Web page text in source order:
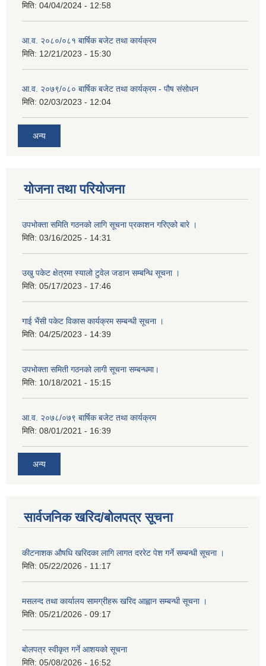
मिति: 04/04/2024 - 12:58
आ.व. २०८०/०८१ बार्षिक बजेट तथा कार्यक्रम
मिति: 12/21/2023 - 15:30
आ.व. २०७९/०८० बार्षिक बजेट तथा कार्यक्रम - पौष संसोधन
मिति: 02/03/2023 - 12:04
अन्य
योजना तथा परियोजना
उपभोक्ता समिति गठनको लागि सूचना प्रकाशन गरिएको बारे ।
मिति: 03/16/2025 - 14:31
उखु पकेट क्षेत्रमा स्यालो टुवेल जडान सम्बन्धि सूचना ।
मिति: 05/17/2023 - 17:46
गाई भैंसी पकेट विकास कार्यक्रम सम्बन्धी सूचना ।
मिति: 04/25/2023 - 14:39
उपभोक्ता समिती गठनको लागी सूचना सम्बन्धमा।
मिति: 10/18/2021 - 15:15
आ.व. २०७८/०७९ बार्षिक बजेट तथा कार्यक्रम
मिति: 08/01/2021 - 16:39
अन्य
सार्वजनिक खरिद/बोलपत्र सूचना
कीटनाशक औषधि खरिदका लागि लागत दररेट पेश गर्ने सम्बन्धी सूचना ।
मिति: 05/22/2026 - 11:17
मसलन्द तथा कार्यालय सामग्रीहरू खरिद आह्वान सम्बन्धी सूचना ।
मिति: 05/21/2026 - 09:17
बोलपत्र स्वीकृत गर्ने आशयको सूचना
मिति: 05/08/2026 - 16:52